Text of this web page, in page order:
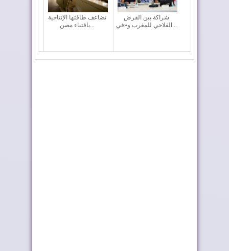
تضاعف طاقتها الإنتاجية
باقتناء مصن...
شراكة بين القرض